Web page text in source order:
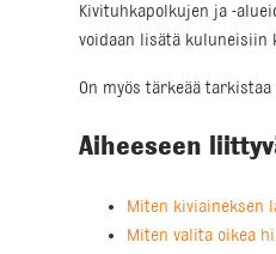
Kivituhkapolkujen ja -
voidaan lisätä kuluneisiin
On myös tärkeää
Aiheeseen
Miten kiviaineksen
Miten valita oikea